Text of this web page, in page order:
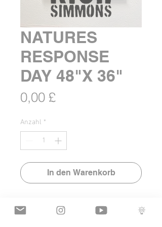
NATURES
RESPONSE
DAY 48"X 36"
0,00 £Preis
Anzahl *
In den Warenkorb